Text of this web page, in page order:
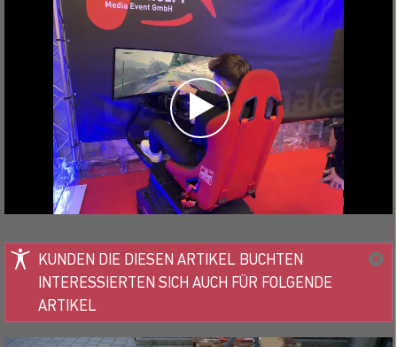
KUNDEN DIE DIESEN ARTIKEL BUCHTEN
INTERESSIERTEN SICH AUCH FÜR FOLGENDE
ARTIKEL